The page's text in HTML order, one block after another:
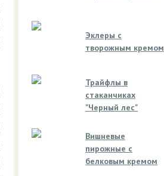
Эклеры с
творожным кремом
Трайфлы в
стаканчиках
"Черный лес"
Вишневые
пирожные с
белковым кремом